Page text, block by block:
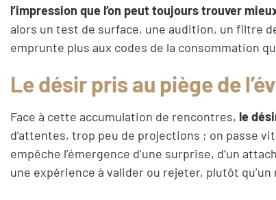
l’impression que l’on peut toujours trouver
alors un test de surface, une audition, un filtre
emprunte plus aux codes de la consommation
Le désir pris au piège de
Face à cette accumulation de rencontres, le
d’attentes, trop peu de projections ; on passe
empêche l’émergence d’une surprise, d’un
une expérience à valider ou rejeter, plutôt